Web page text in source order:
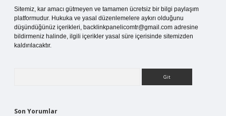
Sitemiz, kar amacı gütmeyen ve tamamen ücretsiz bir bilgi paylaşım
platformudur. Hukuka ve yasal düzenlemelere aykırı olduğunu
düşündüğünüz içerikleri, backlinkpanelicomtr@gmail.com adresine
bildirmeniz halinde, ilgili içerikler yasal süre içerisinde sitemizden
kaldırılacaktır.
Son Yorumlar